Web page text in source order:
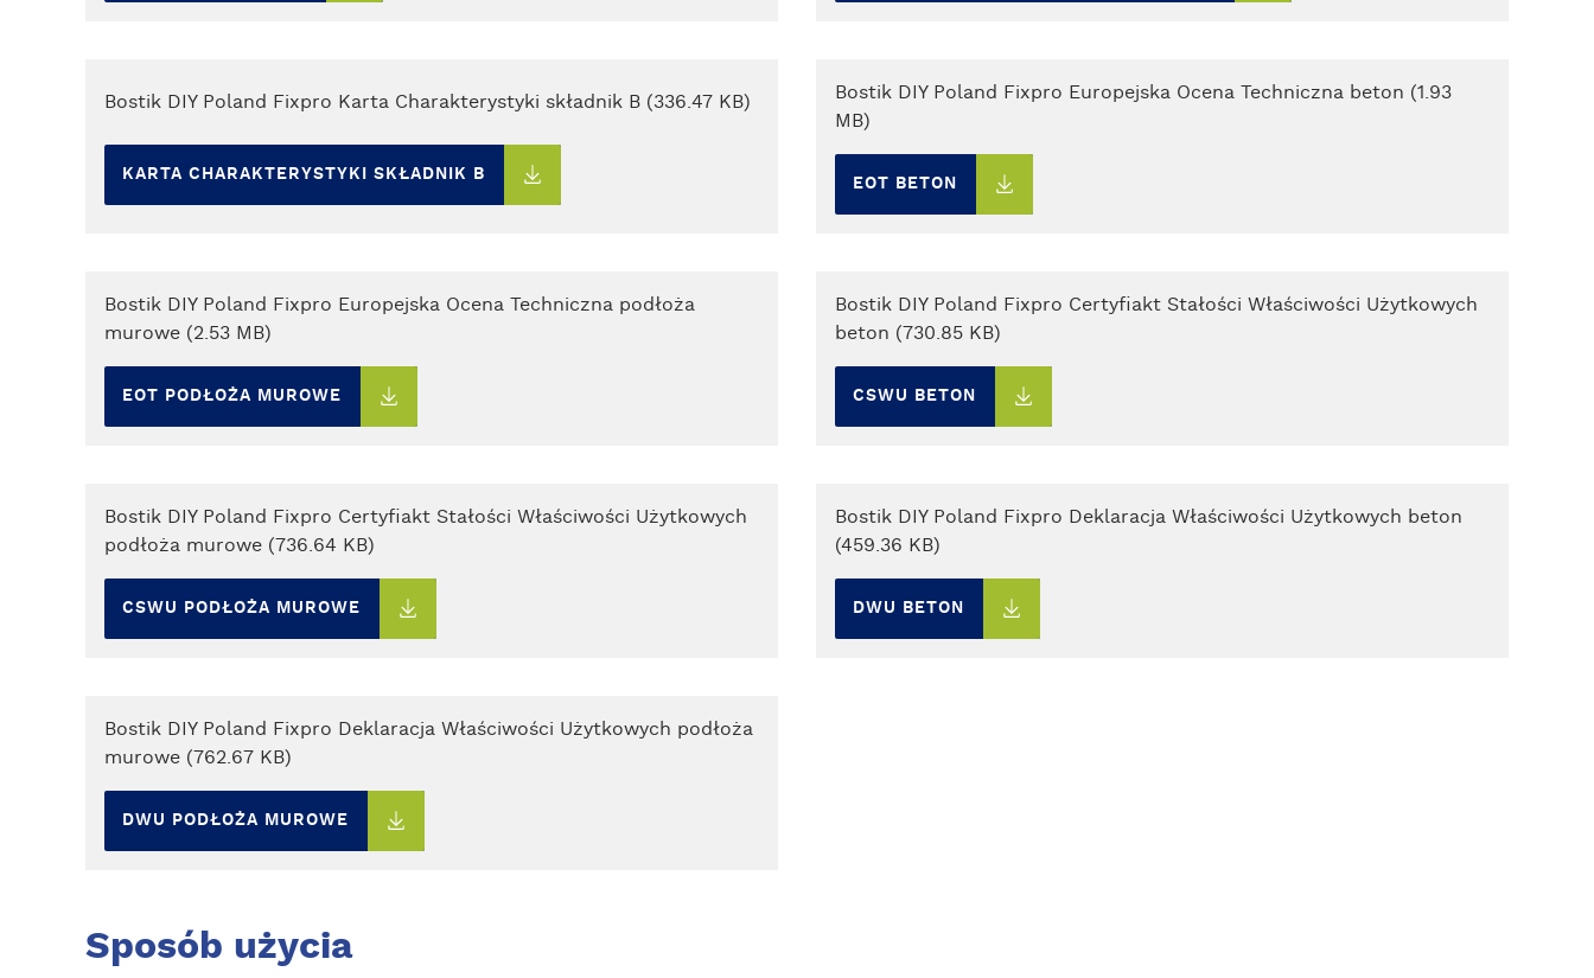
Bostik DIY Poland Fixpro Karta Charakterystyki składnik B (336.47 KB)
KARTA CHARAKTERYSTYKI SKŁADNIK B
Bostik DIY Poland Fixpro Europejska Ocena Techniczna beton (1.93
MB)
EOT BETON
Bostik DIY Poland Fixpro Europejska Ocena Techniczna podłoża
murowe (2.53 MB)
EOT PODŁOŻA MUROWE
Bostik DIY Poland Fixpro Certyfiakt Stałości Właściwości Użytkowych
beton (730.85 KB)
CSWU BETON
Bostik DIY Poland Fixpro Certyfiakt Stałości Właściwości Użytkowych
podłoża murowe (736.64 KB)
CSWU PODŁOŻA MUROWE
Bostik DIY Poland Fixpro Deklaracja Właściwości Użytkowych beton
(459.36 KB)
DWU BETON
Bostik DIY Poland Fixpro Deklaracja Właściwości Użytkowych podłoża
murowe (762.67 KB)
DWU PODŁOŻA MUROWE
Sposób użycia